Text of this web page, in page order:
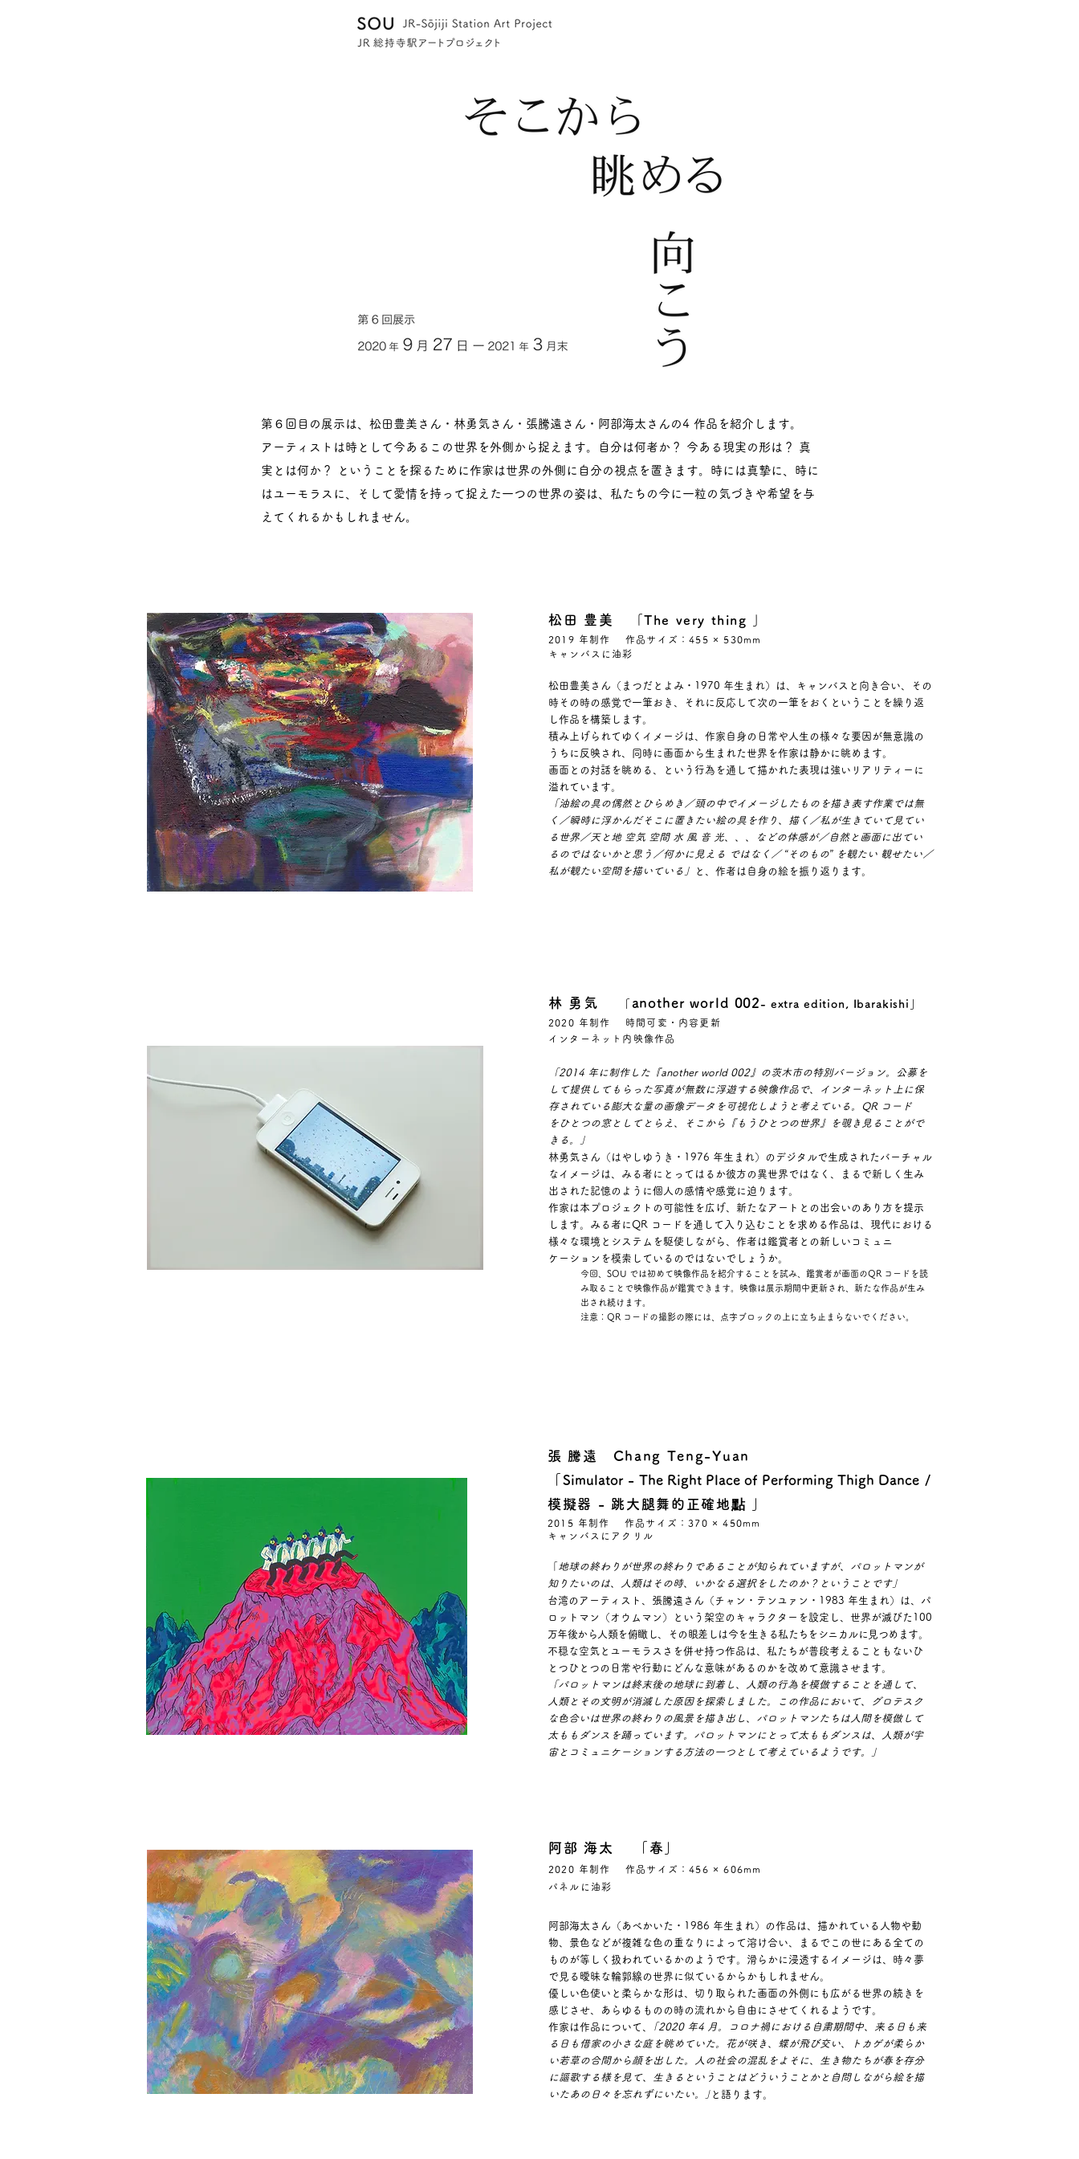
第６回目の展示は、松田豊美さん・林勇気さん・張騰遠さん・阿部海太さんの4 作品を紹介します。
アーティストは時として今あるこの世界を外側から捉えます。自分は何者か？ 今ある現実の形は？ 真
実とは何か？ ということを探るために作家は世界の外側に自分の視点を置きます。時には真摯に、時に
はユーモラスに、そして愛情を持って捉えた一つの世界の姿は、私たちの今に一粒の気づきや希望を与
えてくれるかもしれません。
松田 豊美 「The very thing 」
2019 年制作 作品サイズ：455 × 530mm
キャンバスに油彩
松田豊美さん（まつだとよみ・1970 年生まれ）は、キャンバスと向き合い、その
時その時の感覚で一筆おき、それに反応して次の一筆をおくということを繰り返
し作品を構築します。
積み上げられてゆくイメージは、作家自身の日常や人生の様々な要因が無意識の
うちに反映され、同時に画面から生まれた世界を作家は静かに眺めます。
画面との対話を眺める、という行為を通して描かれた表現は強いリアリティーに
溢れています。
「油絵の具の偶然とひらめき／頭の中でイメージしたものを描き表す作業では無
く／瞬時に浮かんだそこに置きたい絵の具を作り、描く／私が生きていて見てい
る世界／天と地 空気 空間 水 風 音 光、、、などの体感が／自然と画面に出てい
るのではないかと思う／何かに見える ではなく／ “そのもの” を観たい 観せたい／
私が観たい空間を描いている」
と、作者は自身の絵を振り返ります。
林 勇気 another world 002- extra edition, Ibarakishi」
2020 年制作 時間可変・内容更新
インターネット内映像作品
「2014 年に制作した『another world 002』の茨木市の特別バージョン。公募を
して提供してもらった写真が無数に浮遊する映像作品で、インターネット上に保
存されている膨大な量の画像データを可視化しようと考えている。QR コード
をひとつの窓としてとらえ、そこから『もうひとつの世界』を覗き見ることがで
きる。」
林勇気さん（はやしゆうき・1976 年生まれ）のデジタルで生成されたバーチャル
なイメージは、みる者にとってはるか彼方の異世界ではなく、まるで新しく生み
出された記憶のように個人の感情や感覚に迫ります。
作家は本プロジェクトの可能性を広げ、新たなアートとの出会いのあり方を提示
します。みる者にQR コードを通して入り込むことを求める作品は、現代における
様々な環境とシステムを駆使しながら、作者は鑑賞者との新しいコミュニ
ケーションを模索しているのではないでしょうか。
今回、SOU では初めて映像作品を紹介することを試み、鑑賞者が画面のQR コードを読
み取ることで映像作品が鑑賞できます。映像は展示期間中更新され、新たな作品が生み
出され続けます。
注意：QR コードの撮影の際には、点字ブロックの上に立ち止まらないでください。
張 騰遠 Chang Teng-Yuan
Simulator - The Right Place of Performing Thigh Dance /
模擬器 - 跳大腿舞的正確地點 」
2015 年制作 作品サイズ：370 × 450mm
キャンバスにアクリル
「 地球の終わりが世界の終わりであることが知られていますが、パロットマンが
知りたいのは、人類はその時、いかなる 選択をしたのか？ということです」
台湾のアーティスト、張騰遠さん（チャン・テンユァン・1983 年生まれ）は、パ
ロットマン（オウムマン）という架空のキャラクターを設定し、世界が滅びた100
万年後から人類を俯瞰し、その眼差しは今を生きる私たちをシニカルに見つめます。
不穏な空気とユーモラスさを併せ持つ作品は、私たちが普段考えることもないひ
とつひとつの日常や行動にどんな意味があるのかを改めて意識させます。
「パロットマンは終末後の地球に到着し、人類の行為を模倣することを通して、
人類とその文明が消滅した原因を探索しました。この作品において、グロテスク
な色合いは世界の終わりの風景を描き出し、パロットマンたちは人間を模倣し て
太ももダンスを踊っています。パロットマンにとって太ももダンスは、人類が宇
宙とコミュニケーションする方法の一つとして考えているようです。」
阿部 海太 「春」
2020 年制作 作品サイズ：456 × 606mm
パネルに油彩
阿部海太さん（あべかいた・1986 年生まれ）の作品は、描かれている人物や動
物、景色などが複雑な色の重なりによって溶け合い、まるでこの世にある全ての
ものが等しく扱われているかのようです。滑らかに浸透するイメージは、時々夢
で見る曖昧な輪郭線の世界に似ているからかもしれません。
優しい色使いと柔らかな形は、切り取られた画面の外側にも広がる世界の続きを
感じさせ、あらゆるものの時の流れから自由にさせてくれるようです。
作家は作品について、
｢2020 年4 月。コロナ禍における自粛期間中、来る日も来
る日も借家の小さな庭を眺めていた。花が咲き、蝶が飛び交い、トカゲが柔らか
い若草の合間から顔を出した。人の社会の混乱をよそに、生き物たちが春を存分
に謳歌する様を見て、生きるということはどういうことかと自問しながら絵を描
いたあの日々を忘れずにいたい。｣ と語ります。